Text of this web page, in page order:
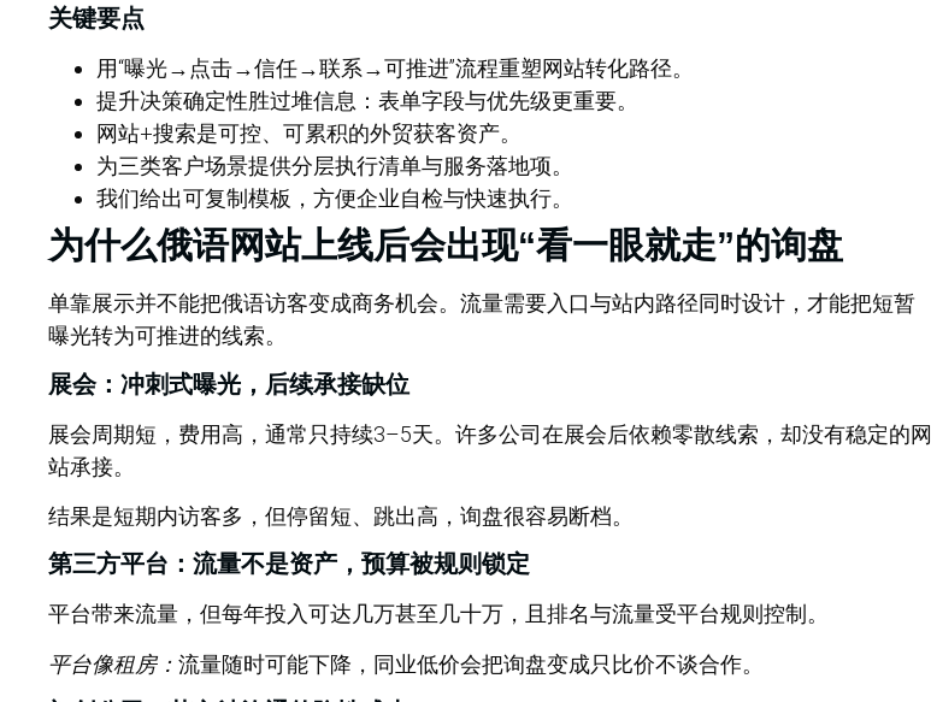
关键要点
用“曝光→点击→信任→联系→可推进”流程重塑网站转化路径。
提升决策确定性胜过堆信息：表单字段与优先级更重要。
网站+搜索是可控、可累积的外贸获客资产。
为三类客户场景提供分层执行清单与服务落地项。
我们给出可复制模板，方便企业自检与快速执行。
为什么俄语网站上线后会出现“看一眼就走”的询盘
单靠展示并不能把俄语访客变成商务机会。 流量需要入口与站内路径同时设计，才能把短暂
曝光转为可推进的线索。
展会：冲刺式曝光，后续承接缺位
展会周期短，费用高，通常只持续3–5天。许多公司在展会后依赖零散线索，却没有稳定的网
站承接。
结果是短期内访客多，但停留短、跳出高，询盘很容易断档。
第三方平台：流量不是资产，预算被规则锁定
平台带来流量，但每年投入可达几万甚至几十万，且排名与流量受平台规则控制。
平台像租房： 流量随时可能下降，同业低价会把询盘变成只比价不谈合作。